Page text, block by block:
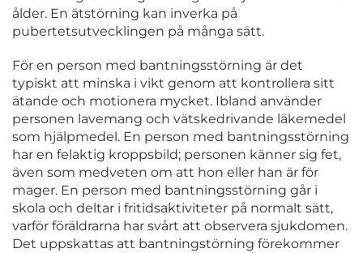
ålder. En ätstörning kan inverka på
pubertetsutvecklingen på många sätt.
För en person med bantningsstörning är det
typiskt att minska i vikt genom att kontrollera sitt
ätande och motionera mycket. Ibland använder
personen lavemang och vätskedrivande läkemedel
som hjälpmedel. En person med bantningsstörning
har en felaktig kroppsbild; personen känner sig fet,
även som medveten om att hon eller han är för
mager. En person med bantningsstörning går i
skola och deltar i fritidsaktiviteter på normalt sätt,
varför föräldrarna har svårt att observera sjukdomen.
Det uppskattas att bantningstörning förekommer